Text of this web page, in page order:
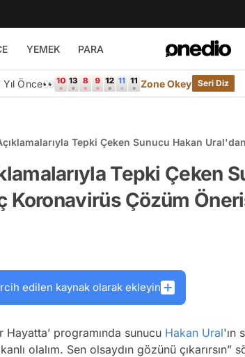
YEMEK PARA
Yıl Önce👀 Zone Okey Seri Diz
Tepki Çeken Sunucu Hakan
Tepki Çeken
Koronavirüs Çözüm
edilen kaynak olarak ekleyin
Hayatta’ programında sunucu Hakan Ural'ın
olalım. Sen olsaydın gözünü çıkarırsın”